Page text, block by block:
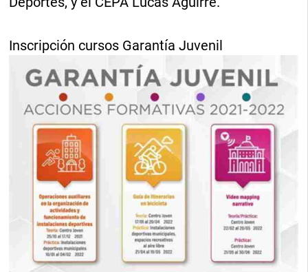
Inscripción cursos Garantía Juvenil